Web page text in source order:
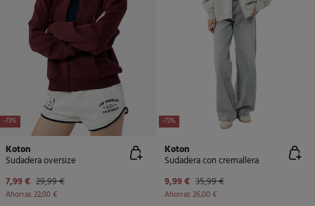
-73%
Koton
Sudadera oversize
7,99 € 29,99 €
Ahorras 22,00 €
-72%
Koton
Sudadera con cremallera
9,99 € 35,99 €
Ahorras 26,00 €